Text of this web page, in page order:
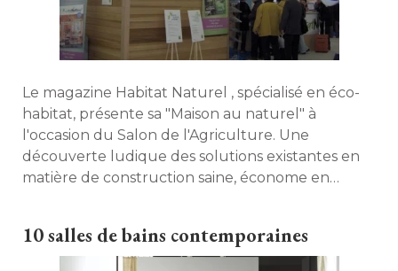
Le magazine Habitat Naturel , spécialisé en éco-
habitat, présente sa "Maison au naturel" à
l'occasion du Salon de l'Agriculture. Une
découverte ludique des solutions existantes en
matière de construction saine, économe en
10 salles de bains contemporaines